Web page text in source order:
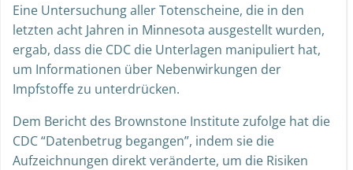
Eine Untersuchung aller Totenscheine, die in den
letzten acht Jahren in Minnesota ausgestellt wurden,
ergab, dass die CDC die Unterlagen manipuliert hat,
um Informationen über Nebenwirkungen der
Impfstoffe zu unterdrücken.
Dem Bericht des Brownstone Institute zufolge hat die
CDC “Datenbetrug begangen”, indem sie die
Aufzeichnungen direkt veränderte, um die Risiken